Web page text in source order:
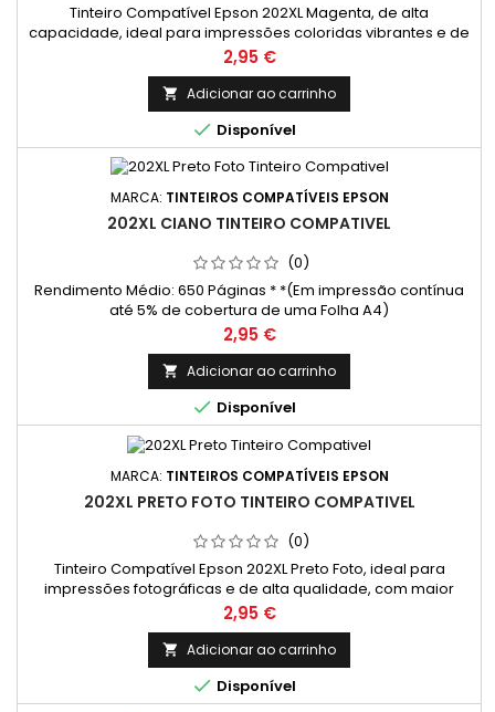
Tinteiro Compatível Epson 202XL Magenta, de alta
capacidade, ideal para impressões coloridas vibrantes e de
qualidade. Perfeito para quem busca economia e eficiência.
Rendimento Médio: 650 Páginas * *(Em impressão contínua
até 5% de cobertura de uma Folha A4)
Preço
2,95 €
 Adicionar ao carrinho
 Disponível
MARCA: TINTEIROS COMPATÍVEIS EPSON
202XL CIANO TINTEIRO COMPATIVEL
(0)
Rendimento Médio: 650 Páginas * *(Em impressão contínua
até 5% de cobertura de uma Folha A4)
Preço
2,95 €
 Adicionar ao carrinho
 Disponível
MARCA: TINTEIROS COMPATÍVEIS EPSON
202XL PRETO FOTO TINTEIRO COMPATIVEL
(0)
Tinteiro Compatível Epson 202XL Preto Foto, ideal para
impressões fotográficas e de alta qualidade, com maior
rendimento e excelente custo-benefício. Rendimento Médio:
800 Páginas * *(Em impressão contínua até 5% de cobertura
de uma Folha A4)
Preço
2,95 €
 Adicionar ao carrinho
 Disponível